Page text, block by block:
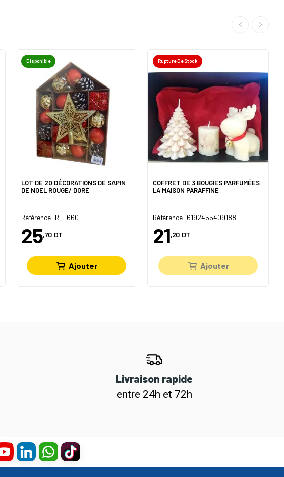
Disponible
LOT DE 20 DÉCORATIONS DE SAPIN
DE NOEL ROUGE/ DORÉ
Référence: RH-660
25,70 DT
Ajouter
Rupture De Stock
COFFRET DE 3 BOUGIES PARFUMÉES
LA MAISON PARAFFINE
Référence: 6192455409188
21,20 DT
Ajouter
Livraison rapide
entre 24h et 72h